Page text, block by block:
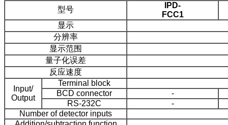
型号
IPD-
FCC1
显示
分辨率
显示范围
量子化误差
反应速度
Input/
Output
Terminal block
BCD connector
-
RS-232C
-
Number of detector inputs